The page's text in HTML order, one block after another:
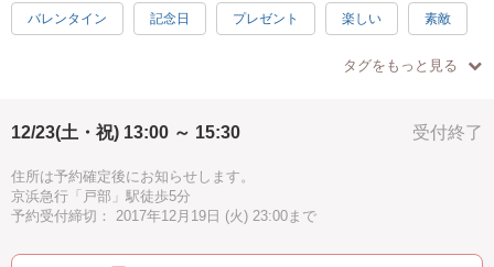
【サイズ】縦約15㎝ 横約33㎝ 幅約12㎝(持ち手を含まず)
バレンタイン 記念日 プレゼント 楽しい 素敵
冬
手ぶらOK
タグをもっと見る
受付終了
12/23(土・祝) 13:00 ～ 15:30
住所は予約確定後にお知らせします。
京浜急行「戸部」駅徒歩5分
予約受付締切： 2017年12月19日 (火) 23:00まで